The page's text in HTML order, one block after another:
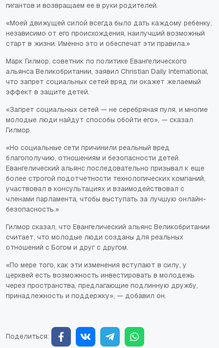
гигантов и возвращаем ее в руки родителей.
«Моей движущей силой всегда было дать каждому ребенку,
независимо от его происхождения, наилучший возможный
старт в жизни. Именно это и обеспечат эти правила.»
Марк Гилмор, советник по политике Евангелического
альянса Великобритании, заявил Christian Daily International,
что запрет социальных сетей вряд ли окажет желаемый
эффект в защите детей.
«Запрет социальных сетей — не серебряная пуля, и многие
молодые люди найдут способы обойти его», — сказал
Гилмор.
«Но социальные сети причинили реальный вред
благополучию, отношениям и безопасности детей.
Евангелический альянс последовательно призывал к еще
более строгой подотчетности технологических компаний,
участвовал в консультациях и взаимодействовал с
членами парламента, чтобы выступать за лучшую онлайн-
безопасность.»
Гилмор сказал, что Евангелический альянс Великобритании
считает, что молодые люди созданы для реальных
отношений с Богом и друг с другом.
«По мере того, как эти изменения вступают в силу, у
церквей есть возможность инвестировать в молодежь
через пространства, предлагающие подлинную дружбу,
принадлежность и поддержку», — добавил он.
Поделиться: